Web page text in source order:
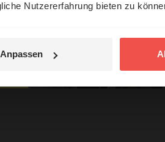
Nutzererfahrung bieten zu
Anpassen